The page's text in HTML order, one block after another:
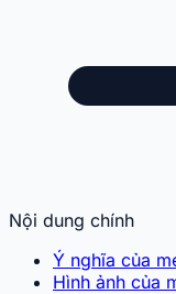
Nội dung chính
Ý nghĩa của
Hình ảnh của